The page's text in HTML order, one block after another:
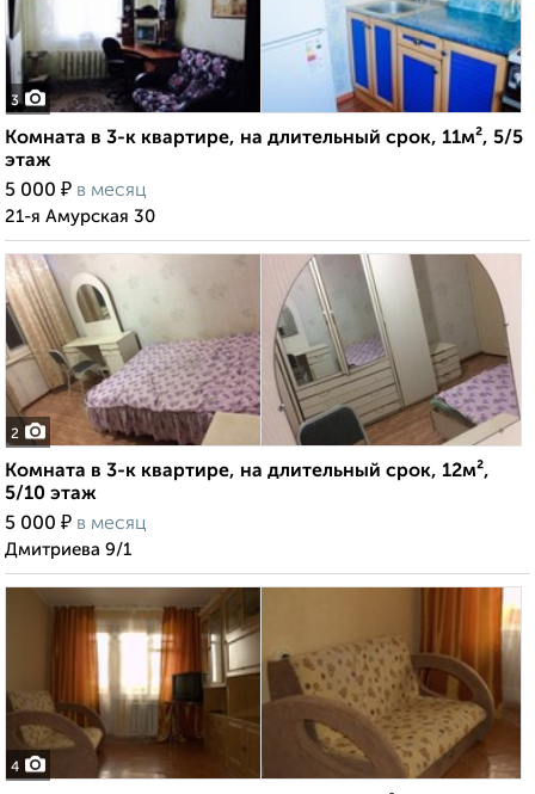
3
Комната в 3-к квартире, на длительный срок, 11м², 5/5
этаж
5 000 ₽ в месяц
21-я Амурская 30
2
Комната в 3-к квартире, на длительный срок, 12м²,
5/10 этаж
5 000 ₽ в месяц
Дмитриева 9/1
4